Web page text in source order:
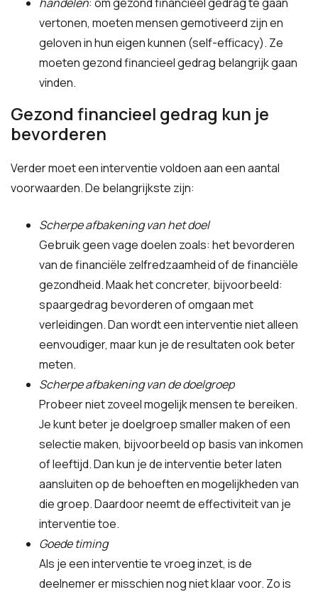
vertonen, moeten mensen gemotiveerd zijn en
geloven in hun eigen kunnen (self-efficacy). Ze
moeten gezond financieel gedrag belangrijk gaan
vinden.
Gezond financieel gedrag kun je
bevorderen
Verder moet een interventie voldoen aan een aantal
voorwaarden. De belangrijkste zijn:
Scherpe afbakening van het doel
Gebruik geen vage doelen zoals: het bevorderen
van de financiële zelfredzaamheid of de financiële
gezondheid. Maak het concreter, bijvoorbeeld:
spaargedrag bevorderen of omgaan met
verleidingen. Dan wordt een interventie niet alleen
eenvoudiger, maar kun je de resultaten ook beter
meten.
Scherpe afbakening van de doelgroep
Probeer niet zoveel mogelijk mensen te bereiken.
Je kunt beter je doelgroep smaller maken of een
selectie maken, bijvoorbeeld op basis van inkomen
of leeftijd. Dan kun je de interventie beter laten
aansluiten op de behoeften en mogelijkheden van
die groep. Daardoor neemt de effectiviteit van je
interventie toe.
Goede timing
Als je een interventie te vroeg inzet, is de
deelnemer er misschien nog niet klaar voor. Zo is